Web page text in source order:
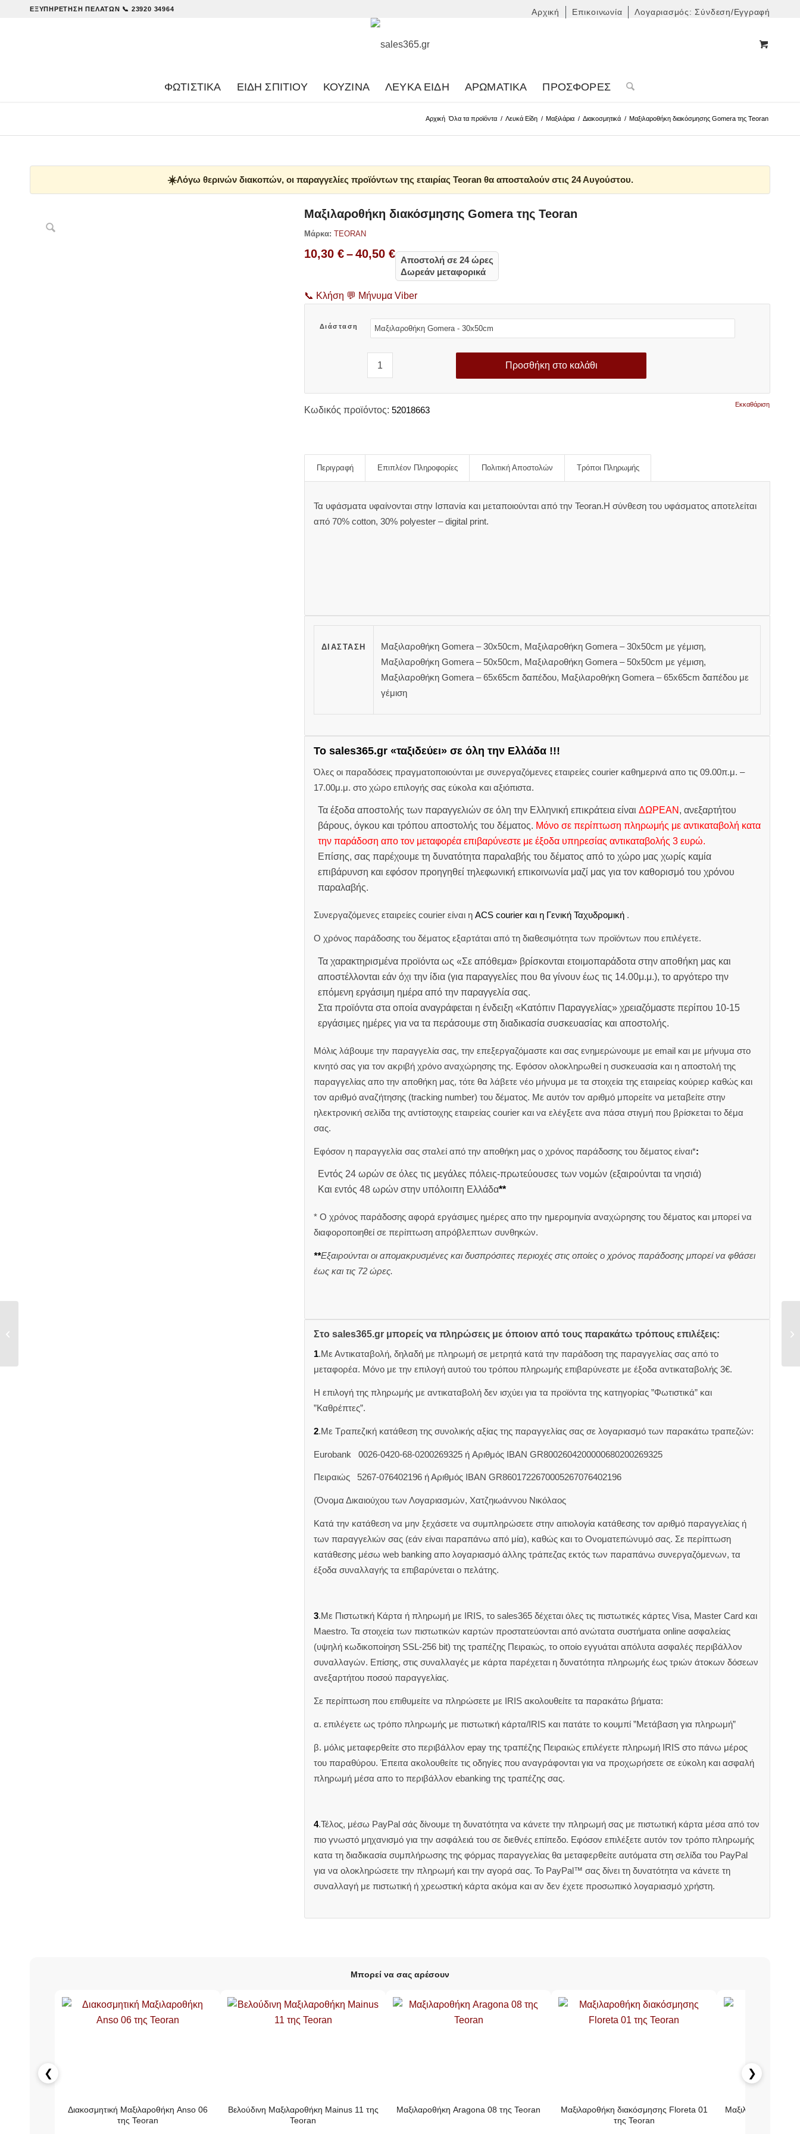
Αρχική Επικοινωνία Λογαριασμός: Σύνδεση/Εγγραφή
ΕΞΥΠΗΡΈΤΗΣΗ ΠΕΛΑΤΏΝ 📞 23920 34964
ΦΩΤΙΣΤΙΚΑ ΕΊΔΗ ΣΠΙΤΙΟΎ ΚΟΥΖΊΝΑ ΛΕΥΚΆ ΕΊΔΗ ΑΡΩΜΑΤΙΚΆ ΠΡΟΣΦΟΡΈΣ
Αρχική Όλα τα προϊόντα / Λευκά Είδη / Μαξιλάρια / Διακοσμητικά / Μαξιλαροθήκη διακόσμησης Gomera της Teoran
☀️Λόγω θερινών διακοπών, οι παραγγελίες προϊόντων της εταιρίας Teoran θα αποσταλούν στις 24 Αυγούστου.
Μαξιλαροθήκη διακόσμησης Gomera της Teoran
Μάρκα: TEORAN
10,30 € – 40,50 €Price
range:
10,30 €
through
Αποστολή σε 24 ώρες
Δωρεάν μεταφορικά
📞 Κλήση 💬 Μήνυμα Viber
Διάσταση
Εκκαθάριση
Προσθήκη στο καλάθι
Κωδικός προϊόντος: 52018663
Περιγραφή Επιπλέον Πληροφορίες Πολιτική Αποστολών Τρόποι Πληρωμής
Τα υφάσματα υφαίνονται στην Ισπανία και μεταποιούνται από την Teoran.Η σύνθεση του υφάσματος αποτελείται
από 70% cotton, 30% polyester – digital print.
ΔΙΆΣΤΑΣΗ
Μαξιλαροθήκη Gomera – 30x50cm, Μαξιλαροθήκη Gomera – 30x50cm με γέμιση,
Μαξιλαροθήκη Gomera – 50x50cm, Μαξιλαροθήκη Gomera – 50x50cm με γέμιση,
Μαξιλαροθήκη Gomera – 65x65cm δαπέδου, Μαξιλαροθήκη Gomera – 65x65cm δαπέδου με
γέμιση
Το sales365.gr «ταξιδεύει» σε όλη την Ελλάδα !!!
Όλες οι παραδόσεις πραγματοποιούνται με συνεργαζόμενες εταιρείες courier καθημερινά απο τις 09.00π.μ. –
17.00μ.μ. στο χώρο επιλογής σας εύκολα και αξιόπιστα.
Τα έξοδα αποστολής των παραγγελιών σε όλη την Ελληνική επικράτεια είναι ΔΩΡΕΑΝ , ανεξαρτήτου
βάρους, όγκου και τρόπου αποστολής του δέματος. Μόνο σε περίπτωση πληρωμής με αντικαταβολή κατα
την παράδοση απο τον μεταφορέα επιβαρύνεστε με έξοδα υπηρεσίας αντικαταβολής 3 ευρώ.
Επίσης, σας παρέχουμε τη δυνατότητα παραλαβής του δέματος από το χώρο μας χωρίς καμία
επιβάρυνση και εφόσον προηγηθεί τηλεφωνική επικοινωνία μαζί μας για τον καθορισμό του χρόνου
παραλαβής.
Συνεργαζόμενες εταιρείες courier είναι η ACS courier και η Γενική Ταχυδρομική.
Ο χρόνος παράδοσης του δέματος εξαρτάται από τη διαθεσιμότητα των προϊόντων που επιλέγετε.
Τα χαρακτηρισμένα προϊόντα ως «Σε απόθεμα» βρίσκονται ετοιμοπαράδοτα στην αποθήκη μας και
αποστέλλονται εάν όχι την ίδια (για παραγγελίες που θα γίνουν έως τις 14.00μ.μ.), το αργότερο την
επόμενη εργάσιμη ημέρα από την παραγγελία σας.
Στα προϊόντα στα οποία αναγράφεται η ένδειξη «Κατόπιν Παραγγελίας» χρειαζόμαστε περίπου 10-15
εργάσιμες ημέρες για να τα περάσουμε στη διαδικασία συσκευασίας και αποστολής.
Μόλις λάβουμε την παραγγελία σας, την επεξεργαζόμαστε και σας ενημερώνουμε με email και με μήνυμα στο
κινητό σας για τον ακριβή χρόνο αναχώρησης της. Εφόσον ολοκληρωθεί η συσκευασία και η αποστολή της
παραγγελίας απο την αποθήκη μας, τότε θα λάβετε νέο μήνυμα με τα στοιχεία της εταιρείας κούριερ καθώς και
τον αριθμό αναζήτησης (tracking number) του δέματος. Με αυτόν τον αριθμό μπορείτε να μεταβείτε στην
ηλεκτρονική σελίδα της αντίστοιχης εταιρείας courier και να ελέγξετε ανα πάσα στιγμή που βρίσκεται το δέμα
σας.
Εφόσον η παραγγελία σας σταλεί από την αποθήκη μας ο χρόνος παράδοσης του δέματος είναι*:
Εντός 24 ωρών σε όλες τις μεγάλες πόλεις-πρωτεύουσες των νομών (εξαιρούνται τα νησιά)
Και εντός 48 ωρών στην υπόλοιπη Ελλάδα**
* Ο χρόνος παράδοσης αφορά εργάσιμες ημέρες απο την ημερομηνία αναχώρησης του δέματος και μπορεί να
διαφοροποιηθεί σε περίπτωση απρόβλεπτων συνθηκών.
**Εξαιρούνται οι απομακρυσμένες και δυσπρόσιτες περιοχές στις οποίες ο χρόνος παράδοσης μπορεί να φθάσει
έως και τις 72 ώρες.
Στο sales365.gr μπορείς να πληρώσεις με όποιον από τους παρακάτω τρόπους επιλέξεις:
1.Με Αντικαταβολή, δηλαδή με πληρωμή σε μετρητά κατά την παράδοση της παραγγελίας σας από το
μεταφορέα. Μόνο με την επιλογή αυτού του τρόπου πληρωμής επιβαρύνεστε με έξοδα αντικαταβολής 3€.
Η επιλογή της πληρωμής με αντικαταβολή δεν ισχύει για τα προϊόντα της κατηγορίας ”Φωτιστικά” και
”Καθρέπτες”.
2.Με Τραπεζική κατάθεση της συνολικής αξίας της παραγγελίας σας σε λογαριασμό των παρακάτω τραπεζών:
Eurobank 0026-0420-68-0200269325 ή Aριθμός IBAN GR8002604200000680200269325
Πειραιώς 5267-076402196 ή Αριθμός IBAN GR8601722670005267076402196
(Όνομα Δικαιούχου των Λογαριασμών, Χατζηιωάννου Νικόλαος
Κατά την κατάθεση να μην ξεχάσετε να συμπληρώσετε στην αιτιολογία κατάθεσης τον αριθμό παραγγελίας ή
των παραγγελιών σας (εάν είναι παραπάνω από μία), καθώς και το Ονοματεπώνυμό σας. Σε περίπτωση
κατάθεσης μέσω web banking απο λογαριασμό άλλης τράπεζας εκτός των παραπάνω συνεργαζόμενων, τα
έξοδα συναλλαγής τα επιβαρύνεται ο πελάτης.
3.Με Πιστωτική Κάρτα ή πληρωμή με IRIS, το sales365 δέχεται όλες τις πιστωτικές κάρτες Visa, Master Card και
Maestro. Τα στοιχεία των πιστωτικών καρτών προστατεύονται από ανώτατα συστήματα online ασφαλείας
(υψηλή κωδικοποίηση SSL-256 bit) της τραπέζης Πειραιώς, το οποίο εγγυάται απόλυτα ασφαλές περιβάλλον
συναλλαγών. Επίσης, στις συναλλαγές με κάρτα παρέχεται η δυνατότητα πληρωμής έως τριών άτοκων δόσεων
ανεξαρτήτου ποσού παραγγελίας.
Σε περίπτωση που επιθυμείτε να πληρώσετε με IRIS ακολουθείτε τα παρακάτω βήματα:
α. επιλέγετε ως τρόπο πληρωμής με πιστωτική κάρτα/IRIS και πατάτε το κουμπί ”Μετάβαση για πληρωμή”
β. μόλις μεταφερθείτε στο περιβάλλον epay της τραπέζης Πειραιώς επιλέγετε πληρωμή IRIS στο πάνω μέρος
του παραθύρου. Έπειτα ακολουθείτε τις οδηγίες που αναγράφονται για να προχωρήσετε σε εύκολη και ασφαλή
πληρωμή μέσα απο το περιβάλλον ebanking της τραπέζης σας.
4.Τέλος, μέσω PayPal σάς δίνουμε τη δυνατότητα να κάνετε την πληρωμή σας με πιστωτική κάρτα μέσα από τον
πιο γνωστό μηχανισμό για την ασφάλειά του σε διεθνές επίπεδο. Εφόσον επιλέξετε αυτόν τον τρόπο πληρωμής
κατα τη διαδικασία συμπλήρωσης της φόρμας παραγγελίας θα μεταφερθείτε αυτόματα στη σελίδα του PayPal
για να ολοκληρώσετε την πληρωμή και την αγορά σας. Το PayPal™ σας δίνει τη δυνατότητα να κάνετε τη
συναλλαγή με πιστωτική ή χρεωστική κάρτα ακόμα και αν δεν έχετε προσωπικό λογαριασμό χρήστη.
Μπορεί να σας αρέσουν
❮
Διακοσμητική Μαξιλαροθήκη Anso 06
της Teoran
Βελούδινη Μαξιλαροθήκη Mainus 11 της
Teoran
Μαξιλαροθήκη Aragona 08 της Teoran
Μαξιλαροθήκη διακόσμησης Floreta 01
της Teoran
Μαξιλαροθήκη
❯